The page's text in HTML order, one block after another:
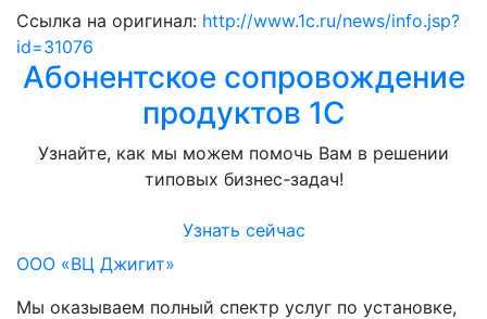
Ссылка на оригинал: http://www.1c.ru/news/info.jsp?
id=31076
Абонентское сопровождение
продуктов 1C
Узнайте, как мы можем помочь Вам в решении
типовых бизнес-задач!
Узнать сейчас
ООО «ВЦ Джигит»
Мы оказываем полный спектр услуг по установке,